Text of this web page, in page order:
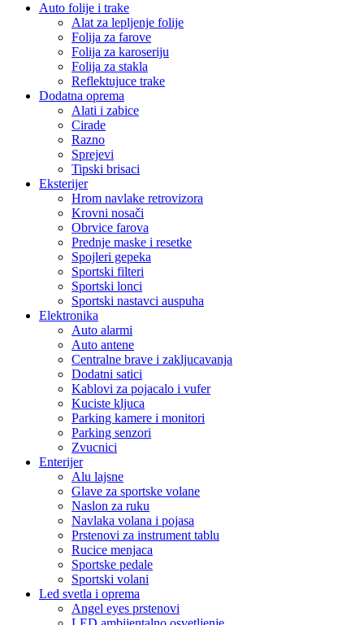
Auto folije i trake
Alat za lepljenje folije
Folija za farove
Folija za karoseriju
Folija za stakla
Reflektujuce trake
Dodatna oprema
Alati i zabice
Cirade
Razno
Sprejevi
Tipski brisaci
Eksterijer
Hrom navlake retrovizora
Krovni nosači
Obrvice farova
Prednje maske i resetke
Spojleri gepeka
Sportski filteri
Sportski lonci
Sportski nastavci auspuha
Elektronika
Auto alarmi
Auto antene
Centralne brave i zakljucavanja
Dodatni satici
Kablovi za pojacalo i vufer
Kuciste kljuca
Parking kamere i monitori
Parking senzori
Zvucnici
Enterijer
Alu lajsne
Glave za sportske volane
Naslon za ruku
Navlaka volana i pojasa
Prstenovi za instrument tablu
Rucice menjaca
Sportske pedale
Sportski volani
Led svetla i oprema
Angel eyes prstenovi